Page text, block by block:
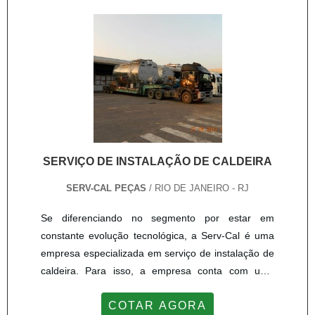
SERVIÇO DE INSTALAÇÃO DE CALDEIRA
SERV-CAL PEÇAS / RIO DE JANEIRO - RJ
Se diferenciando no segmento por estar em
constante evolução tecnológica, a Serv-Cal é uma
empresa especializada em serviço de instalação de
caldeira. Para isso, a empresa conta com uma
atender com eficiência diferentes
COTAR AGORA